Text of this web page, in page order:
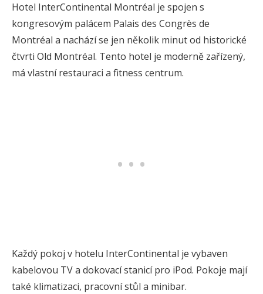
Hotel InterContinental Montréal je spojen s
kongresovým palácem Palais des Congrès de
Montréal a nachází se jen několik minut od historické
čtvrti Old Montréal. Tento hotel je moderně zařízený,
má vlastní restauraci a fitness centrum.
Každý pokoj v hotelu InterContinental je vybaven
kabelovou TV a dokovací stanicí pro iPod. Pokoje mají
také klimatizaci, pracovní stůl a minibar.